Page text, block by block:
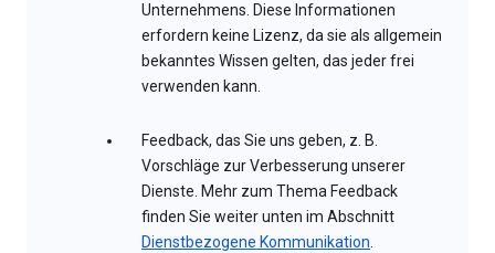
Unternehmens. Diese Informationen
erfordern keine Lizenz, da sie als allgemein
bekanntes Wissen gelten, das jeder frei
verwenden kann.
Feedback, das Sie uns geben, z. B.
Vorschläge zur Verbesserung unserer
Dienste. Mehr zum Thema Feedback
finden Sie weiter unten im Abschnitt
Dienstbezogene Kommunikation.